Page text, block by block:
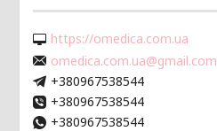
https://omedica.com.ua
omedica.com.ua@gmail.com
+380967538544
+380967538544
+380967538544